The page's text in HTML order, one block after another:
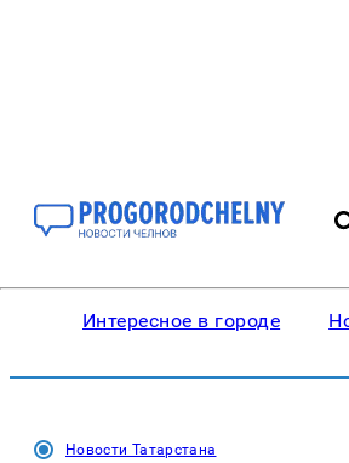
Интересное в городе
Новости Татарстана